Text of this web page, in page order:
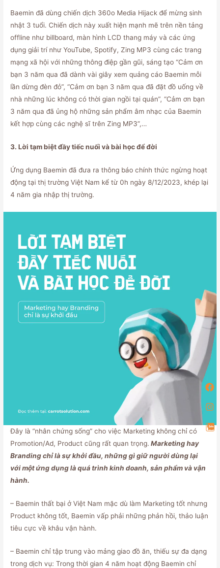
Baemin đã dùng chiến dịch 360o Media Hijack để mừng sinh
nhật 3 tuổi. Chiến dịch này xuất hiện mạnh mẽ trên nền tảng
offline như billboard, màn hình LCD thang máy và các ứng
dụng giải trí như YouTube, Spotify, Zing MP3 cùng các trang
mạng xã hội với những thông điệp gần gũi, sáng tạo “Cảm ơn
bạn 3 năm qua đã dành vài giây xem quảng cáo Baemin mỗi
lần dừng đèn đỏ”, “Cảm ơn bạn 3 năm qua đã đặt đồ uống về
nhà những lúc không có thời gian ngồi tại quán”, “Cảm ơn bạn
3 năm qua đã ủng hộ những sản phẩm âm nhạc của Baemin
kết hợp cùng các nghệ sĩ trên Zing MP3”,…
3. Lời tạm biệt đầy tiếc nuối và bài học để đời
Ứng dụng Baemin đã đưa ra thông báo chính thức ngừng hoạt
động tại thị trường Việt Nam kể từ 0h ngày 8/12/2023, khép lại
4 năm gia nhập thị trường.
Đây là “nhân chứng sống” cho việc Marketing không chỉ có
Promotion/Ad, Product cũng rất quan trọng. Marketing hay
Branding chỉ là sự khởi đầu, những gì giữ người dùng lại
với một ứng dụng là quá trình kinh doanh, sản phẩm và vận
hành.
– Baemin thất bại ở Việt Nam mặc dù làm Marketing tốt nhưng
Product không tốt, Baemin vấp phải những phản hồi, thảo luận
tiêu cực về khâu vận hành.
– Baemin chỉ tập trung vào mảng giao đồ ăn, thiếu sự đa dạng
trong dịch vụ: Trong thời gian 4 năm hoạt động Baemin chỉ